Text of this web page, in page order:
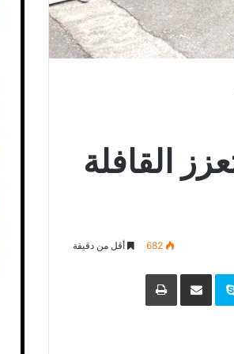
القافلة
682 أقل من دقيقة
Skype مشاركة عبر البريد